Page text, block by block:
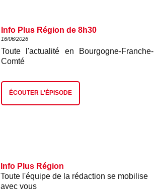
Info Plus Région de 8h30
16/06/2026
Toute l'actualité en Bourgogne-Franche-
Comté
ÉCOUTER L'ÉPISODE
Info Plus Région
Toute l'équipe de la rédaction se mobilise
avec vous